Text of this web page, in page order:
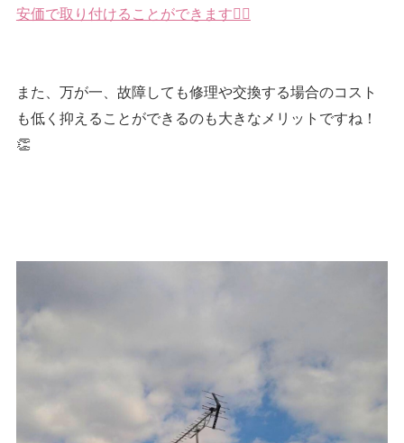
安価で取り付けることができます👍🏻
また、万が一、故障しても修理や交換する場合のコスト
も低く抑えることができるのも大きなメリットですね！
👏